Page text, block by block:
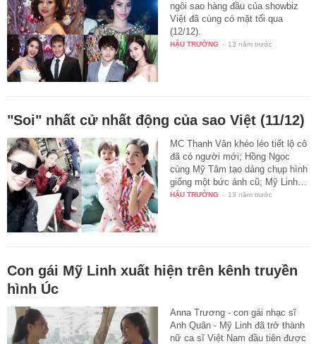
ngôi sao hàng đầu của showbiz
Việt đã cùng có mặt tối qua
(12/12).
HẬU TRƯỜNG - 13 năm trước
"Soi" nhất cử nhất động của sao Việt (11/12)
MC Thanh Vân khéo léo tiết lộ cô
đã có người mới; Hồng Ngọc
cùng Mỹ Tâm tạo dáng chụp hình
giống một bức ảnh cũ; Mỹ Linh…
HẬU TRƯỜNG - 13 năm trước
Con gái Mỹ Linh xuất hiện trên kênh truyền
hình Úc
Anna Trương - con gái nhạc sĩ
Anh Quân - Mỹ Linh đã trở thành
nữ ca sĩ Việt Nam đầu tiên được